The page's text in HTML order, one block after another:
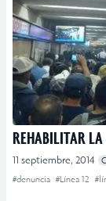
REHABILITAR
11 septiembre, 2014
#denuncia #Línea 12